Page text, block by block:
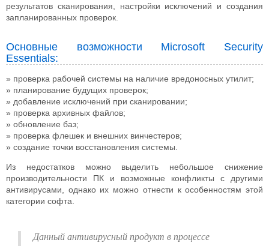
результатов сканирования, настройки исключений и создания
запланированных проверок.
Основные возможности Microsoft Security
Essentials:
проверка рабочей системы на наличие вредоносных утилит;
планирование будущих проверок;
добавление исключений при сканировании;
проверка архивных файлов;
обновление баз;
проверка флешек и внешних винчестеров;
создание точки восстановления системы.
Из недостатков можно выделить небольшое снижение
производительности ПК и возможные конфликты с другими
антивирусами, однако их можно отнести к особенностям этой
категории софта.
Данный антивирусный продукт в процессе